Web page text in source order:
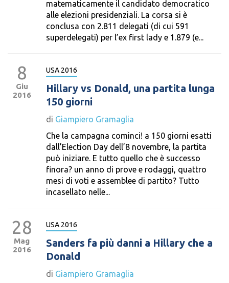
matematicamente il candidato democratico
alle elezioni presidenziali. La corsa si è
conclusa con 2.811 delegati (di cui 591
superdelegati) per l’ex first lady e 1.879 (e...
8
Giu
2016
USA 2016
Hillary vs Donald, una partita lunga
150 giorni
di Giampiero Gramaglia
Che la campagna cominci! a 150 giorni esatti
dall’Election Day dell’8 novembre, la partita
può iniziare. E tutto quello che è successo
finora? un anno di prove e rodaggi, quattro
mesi di voti e assemblee di partito? Tutto
incasellato nelle...
28
Mag
2016
USA 2016
Sanders fa più danni a Hillary che a
Donald
di Giampiero Gramaglia